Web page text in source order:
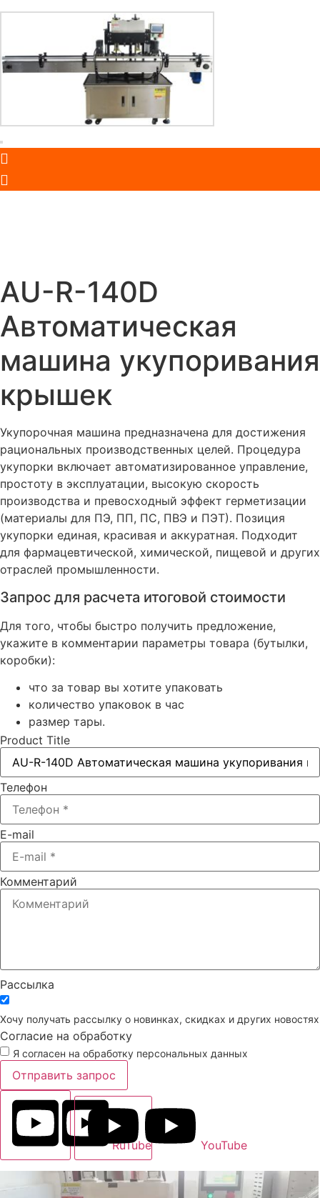
AU-R-140D
Автоматическая
машина укупоривания
крышек
Укупорочная машина предназначена для достижения
рациональных производственных целей. Процедура
укупорки включает автоматизированное управление,
простоту в эксплуатации, высокую скорость
производства и превосходный эффект герметизации
(материалы для ПЭ, ПП, ПС, ПВЭ и ПЭТ). Позиция
укупорки единая, красивая и аккуратная. Подходит
для фармацевтической, химической, пищевой и других
отраслей промышленности.
Запрос для расчета итоговой стоимости
Для того, чтобы быстро получить предложение,
укажите в комментарии параметры товара (бутылки,
коробки):
что за товар вы хотите упаковать
количество упаковок в час
размер тары.
Product Title
Телефон
E-mail
Комментарий
Рассылка
Хочу получать рассылку о новинках, скидках и других новостях
Согласие на обработку
Я согласен на обработку персональных данных
Отправить запрос
RuTube YouTube